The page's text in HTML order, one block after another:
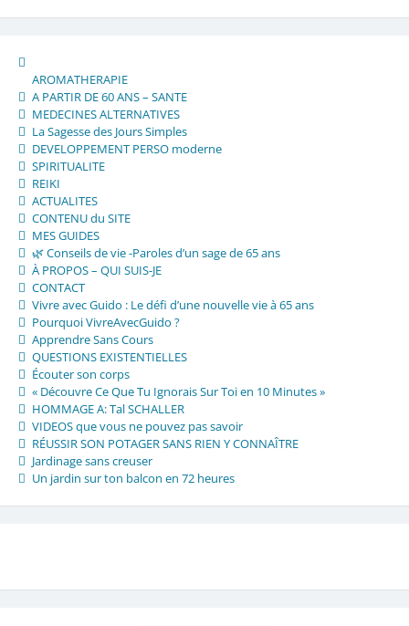
AROMATHERAPIE
A PARTIR DE 60 ANS – SANTE
MEDECINES ALTERNATIVES
La Sagesse des Jours Simples
DEVELOPPEMENT PERSO moderne
SPIRITUALITE
REIKI
ACTUALITES
CONTENU du SITE
MES GUIDES
🌿 Conseils de vie -Paroles d’un sage de 65 ans
À PROPOS – QUI SUIS-JE
CONTACT
Vivre avec Guido : Le défi d’une nouvelle vie à 65 ans
Pourquoi VivreAvecGuido ?
Apprendre Sans Cours
QUESTIONS EXISTENTIELLES
Écouter son corps
« Découvre Ce Que Tu Ignorais Sur Toi en 10 Minutes »
HOMMAGE A: Tal SCHALLER
VIDEOS que vous ne pouvez pas savoir
RÉUSSIR SON POTAGER SANS RIEN Y CONNAÎTRE
Jardinage sans creuser
Un jardin sur ton balcon en 72 heures